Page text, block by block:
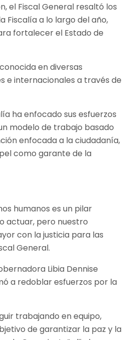
el Fiscal General resaltó los
Fiscalía a lo largo del año,
fortalecer el Estado de
en diversas
e internacionales a través de
ha enfocado sus esfuerzos
modelo de trabajo basado
enfocada a la ciudadanía,
como garante de la
humanos es un pilar
actuar, pero nuestro
con la justicia para las
General.
Libia Dennise
a redoblar esfuerzos por la
trabajando en equipo,
de garantizar la paz y la